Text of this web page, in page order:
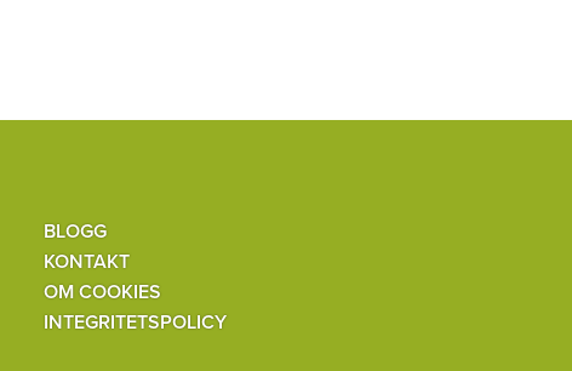
BLOGG
KONTAKT
OM COOKIES
INTEGRITETSPOLICY